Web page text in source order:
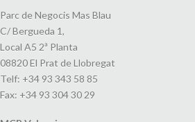
Parc de Negocis Mas Blau
C/ Bergueda 1,
Local A5 2ª Planta
08820 El Prat de Llobregat
Telf: +34 93 343 58 85
Fax: +34 93 304 30 29